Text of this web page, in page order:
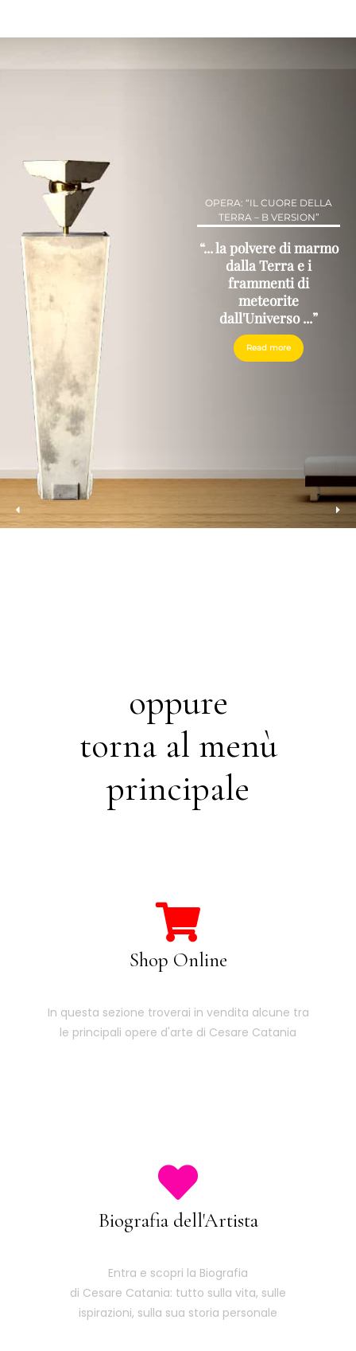
OPERA: “IL CUORE DELLA
TERRA – B VERSION”
“... la polvere di marmo
dalla Terra e i
frammenti di
meteorite
dall'Universo ...”
Read more
oppure
torna al menù
principale
Shop Online
In questa sezione troverai in vendita alcune tra
le principali opere d'arte di Cesare Catania
Biografia dell'Artista
Entra e scopri la Biografia
di Cesare Catania: tutto sulla vita, sulle
ispirazioni, sulla sua storia personale